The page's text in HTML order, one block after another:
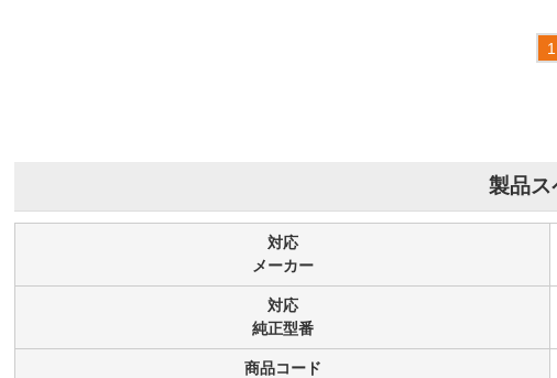
製品ス
対応
メーカー
対応
純正型番
商品コード